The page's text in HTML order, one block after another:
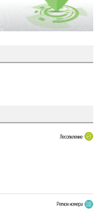
Лесопиление
Регион номера